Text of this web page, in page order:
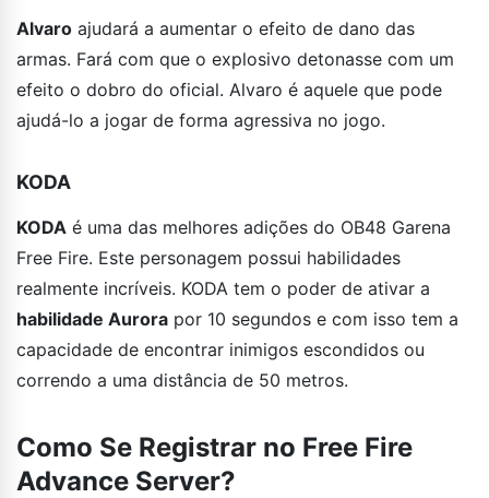
Alvaro ajudará a aumentar o efeito de dano das
armas. Fará com que o explosivo detonasse com um
efeito o dobro do oficial. Alvaro é aquele que pode
ajudá-lo a jogar de forma agressiva no jogo.
KODA
KODA é uma das melhores adições do OB48 Garena
Free Fire. Este personagem possui habilidades
realmente incríveis. KODA tem o poder de ativar a
habilidade Aurora por 10 segundos e com isso tem a
capacidade de encontrar inimigos escondidos ou
correndo a uma distância de 50 metros.
Como Se Registrar no Free Fire
Advance Server?